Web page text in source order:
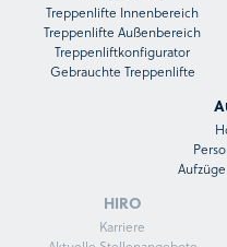
Treppenlifte Innenbereich
Treppenlifte Außenbereich
Treppenliftkonfigurator
Gebrauchte Treppenlifte
HIRO
Karriere